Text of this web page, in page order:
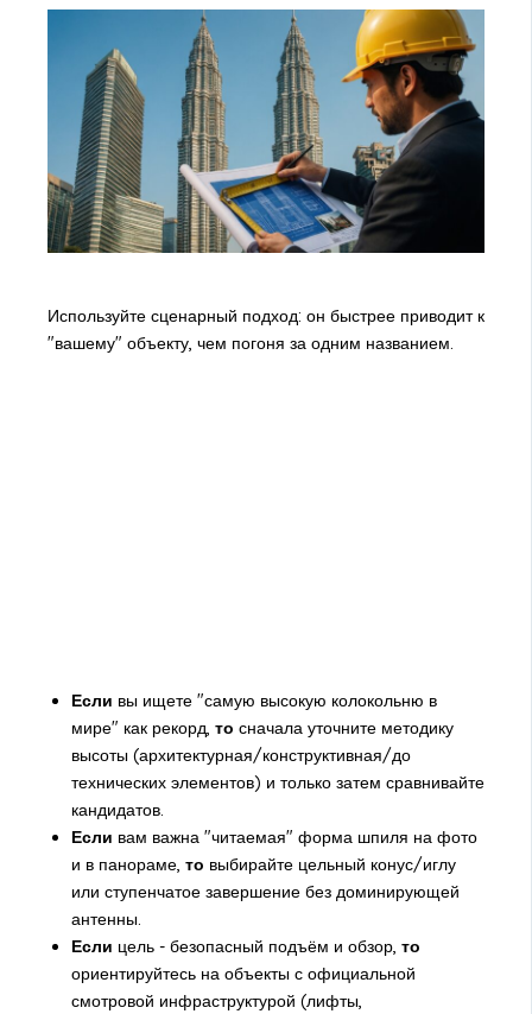
Используйте сценарный подход: он быстрее приводит к
"вашему" объекту, чем погоня за одним названием.
Если вы ищете "самую высокую колокольню в
мире" как рекорд, то сначала уточните методику
высоты (архитектурная/конструктивная/до
технических элементов) и только затем сравнивайте
кандидатов.
Если вам важна "читаемая" форма шпиля на фото
и в панораме, то выбирайте цельный конус/иглу
или ступенчатое завершение без доминирующей
антенны.
Если цель - безопасный подъём и обзор, то
ориентируйтесь на объекты с официальной
смотровой инфраструктурой (лифты,